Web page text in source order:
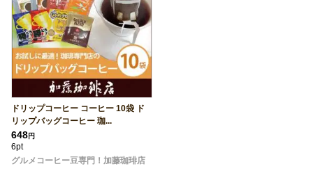
ドリップコーヒー コーヒー 10袋 ド
リップバッグコーヒー 珈...
648円
6pt
グルメコーヒー豆専門！加藤珈琲店